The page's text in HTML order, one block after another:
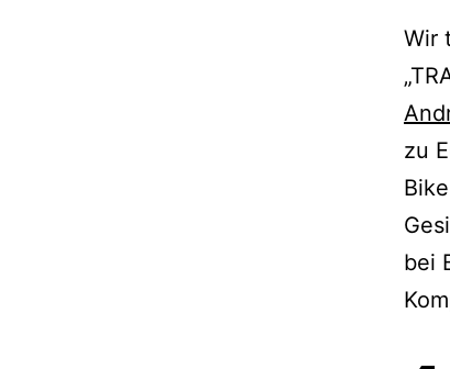
Wir
zu
bei